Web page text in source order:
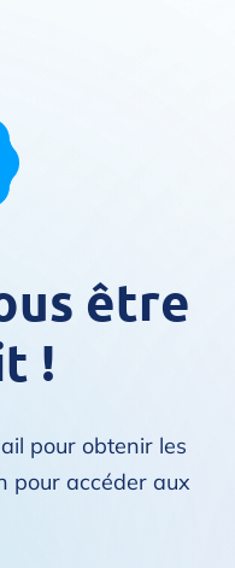
être
!
pour obtenir les
pour accéder aux